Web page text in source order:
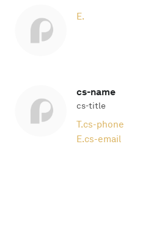
E.
cs-name
cs-title
T.cs-phone
E.cs-email